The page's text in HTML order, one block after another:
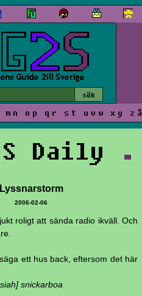
m n o p q r s t u v w x y z å
Daily .
Lyssnarstorm
2006-02-06
roligt att sända radio ikväll. Och
ett hus back, eftersom det här
snickarboa